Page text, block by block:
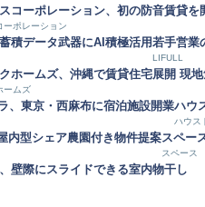
コーポレーション、初の防音賃貸を
ーポレーション
積データ武器にAI積極活用若手営業
LIFULL
ホームズ、沖縄で賃貸住宅展開 現
ームズ
、東京・西麻布に宿泊施設開業ハウ
ハウス
内型シェア農園付き物件提案スペー
スペース
壁際にスライドできる室内物干し